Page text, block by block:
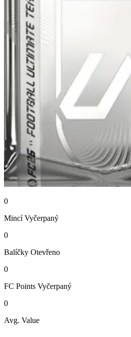
0
Mincí Vyčerpaný
0
Balíčky Otevřeno
0
FC Points Vyčerpaný
0
Avg. Value